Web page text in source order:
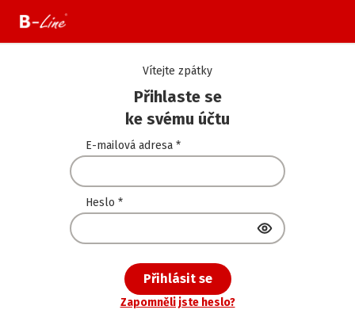
Vítejte zpátky
Přihlaste se
ke svému účtu
E-mailová adresa *
Heslo *
Přihlásit se
Zapomněli jste heslo?